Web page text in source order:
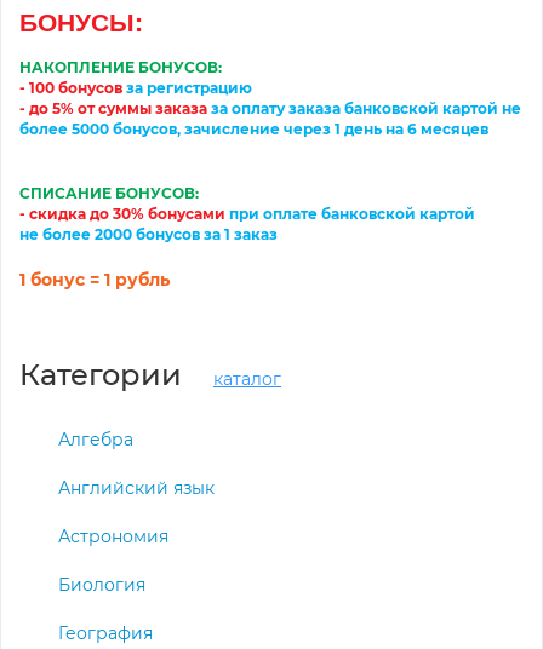
БОНУСЫ:
НАКОПЛЕНИЕ БОНУСОВ:
- 100 бонусов за регистрацию
- до 5% от суммы заказа за оплатузаказа банковской картой не
более 5000 бонусов, зачисление через 1 день на 6 месяцев
СПИСАНИЕ БОНУСОВ:
- скидка до 30% бонусами при оплате банковской картой
не более 2000 бонусов за 1 заказ
1 бонус = 1 рубль
Категории каталог
Алгебра
Английский язык
Астрономия
Биология
География